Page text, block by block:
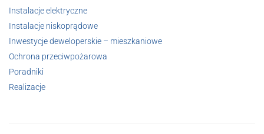
Instalacje elektryczne
Instalacje niskoprądowe
Inwestycje deweloperskie – mieszkaniowe
Ochrona przeciwpożarowa
Poradniki
Realizacje